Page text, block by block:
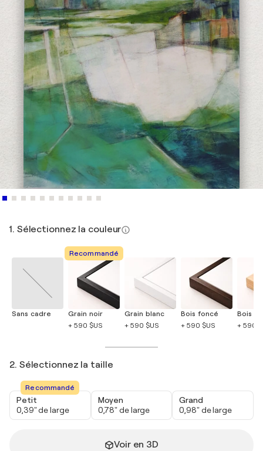
1. Sélectionnez la couleur
Sans cadre
Recommandé
Grain noir
+ 590 $US
Grain blanc
+ 590 $US
Bois foncé
+ 590 $US
Bois
+ 590
2. Sélectionnez la taille
Recommandé
Petit
0,39" de large
Moyen
0,78" de large
Grand
0,98" de large
Voir en 3D